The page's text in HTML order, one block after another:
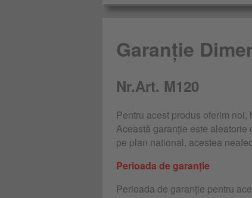
Garanție
Nr.Art. M120
Pentru acest produs oferim
Această garanție este
pe plan national, acestea
Perioada de garanție
Perioada de garanție pentru